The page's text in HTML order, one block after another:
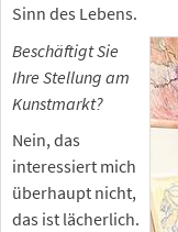
Sinn des Lebens.
Beschäftigt Sie
Ihre Stellung am
Kunstmarkt?
Nein, das
interessiert mich
überhaupt nicht,
das ist lächerlich.